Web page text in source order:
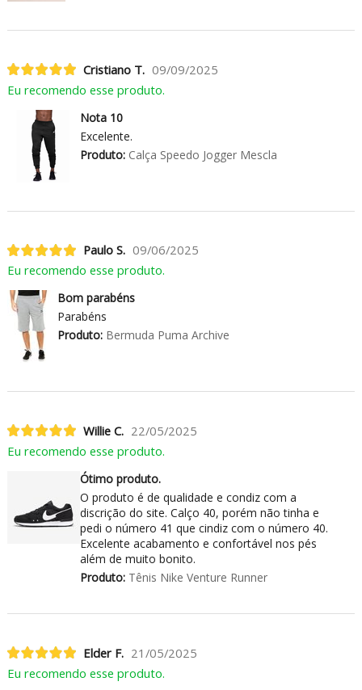
Cristiano T. 09/09/2025
Eu recomendo esse produto.
Nota 10
Excelente.
Produto:Calça Speedo Jogger Mescla
Paulo S. 09/06/2025
Eu recomendo esse produto.
Bom parabéns
Parabéns
Produto:Bermuda Puma Archive
Willie C. 22/05/2025
Eu recomendo esse produto.
Ótimo produto.
O produto é de qualidade e condiz com a
discrição do site. Calço 40, porém não tinha e
pedi o número 41 que cindiz com o número 40.
Excelente acabamento e confortável nos pés
além de muito bonito.
Produto:Tênis Nike Venture Runner
Elder F. 21/05/2025
Eu recomendo esse produto.